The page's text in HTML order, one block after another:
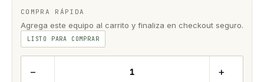
COMPRA RÁPIDA
Agrega este equipo al carrito y finaliza en checkout seguro.
LISTO PARA COMPRAR
− +